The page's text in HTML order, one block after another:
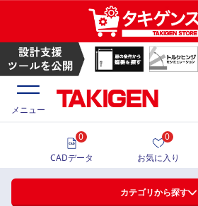
価格一覧
メニュー
カテゴリから探す
0
CADデータ
0
お気に入り